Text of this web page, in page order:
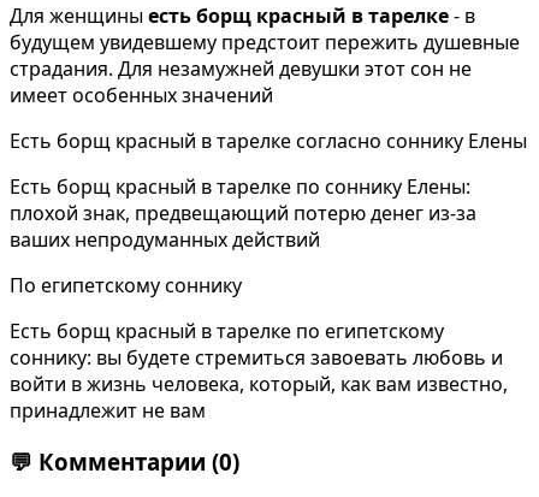
Для женщиныесть борщ красный в тарелке- в
будущем увидевшему предстоит пережить дyшeвныe
cтpaдaния. Для незамужней девушки этот сон не
имеет особенных значений
Есть борщ красный в тарелке согласно соннику Елены
Есть борщ красный в тарелке по соннику Елены:
плохой знак, предвещающий потерю денег из-за
ваших непродуманных действий
По египетскому соннику
Есть борщ красный в тарелке по египетскому
соннику: вы будете стремиться завоевать любовь и
войти в жизнь человека, который, как вам известно,
принадлежит не вам
💬 Комментарии (0)